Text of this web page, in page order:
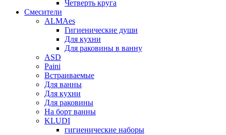
Четверть круга
Смесители
ALMAes
Гигиенические души
Для кухни
Для раковины в ванну
ASD
Paini
Встраиваемые
Для ванны
Для кухни
Для раковины
На борт ванны
KLUDI
гигиенические наборы